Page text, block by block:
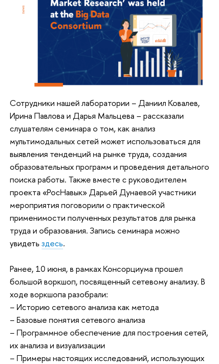
Сотрудники нашей лаборатории – Даниил Ковалев,
Ирина Павлова и Дарья Мальцева – рассказали
слушателям семинара о том, как анализ
мультимодальных сетей может использоваться для
выявления тенденций на рынке труда, создания
образовательных программ и проведения детального
поиска работы. Также вместе с руководителем
проекта «РосНавык» Дарьей Дунаевой участники
мероприятия поговорили о практической
применимости полученных результатов для рынка
труда и образования. Запись семинара можно
увидеть здесь.
Ранее, 10 июня, в рамках Консорциума прошел
большой воркшоп, посвященный сетевому анализу. В
ходе воркшопа разобрали:
– Историю сетевого анализа как метода
– Базовые понятия сетевого анализа
– Программное обеспечение для построения сетей,
их анализа и визуализации
– Примеры настоящих исследований, использующих